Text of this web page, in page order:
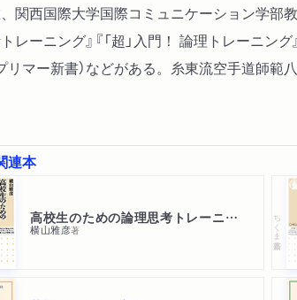
関西国際大学国際コミュニケーション学部
レーニング』『「超」入門！ 論理トレーニン
リマー新書）などがある。糸東流空手道師範八
連本
高校生のための論理思考トレーニング
横山雅彦著 ちくま新書